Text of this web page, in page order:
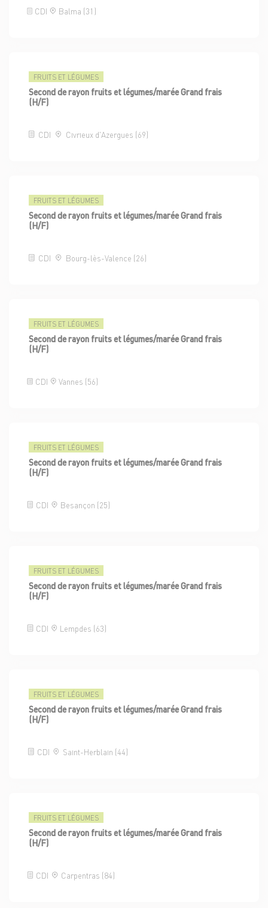
CDI Balma (31)
FRUITS ET LÉGUMES
Second de rayon fruits et légumes/marée Grand frais
(H/F)
CDI Civrieux d'Azergues (69)
FRUITS ET LÉGUMES
Second de rayon fruits et légumes/marée Grand frais
(H/F)
CDI Bourg-lès-Valence (26)
FRUITS ET LÉGUMES
Second de rayon fruits et légumes/marée Grand frais
(H/F)
CDI Vannes (56)
FRUITS ET LÉGUMES
Second de rayon fruits et légumes/marée Grand frais
(H/F)
CDI Besançon (25)
FRUITS ET LÉGUMES
Second de rayon fruits et légumes/marée Grand frais
(H/F)
CDI Lempdes (63)
FRUITS ET LÉGUMES
Second de rayon fruits et légumes/marée Grand frais
(H/F)
CDI Saint-Herblain (44)
FRUITS ET LÉGUMES
Second de rayon fruits et légumes/marée Grand frais
(H/F)
CDI Carpentras (84)